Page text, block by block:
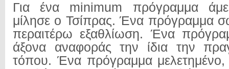
Για ένα minimum πρόγραμμα
μίλησε ο Τσίπρας. Ένα πρόγραμμα
περαιτέρω εξαθλίωση. Ένα
άξονα αναφοράς την ίδια την
τόπου. Ένα πρόγραμμα μελετημένο,